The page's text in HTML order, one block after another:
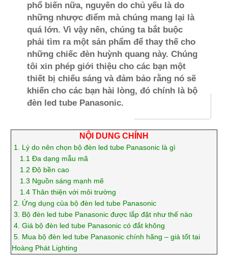
phổ biến nữa, nguyên do chủ yếu là do
những nhược điểm mà chúng mang lại là
quá lớn. Vì vậy nên, chúng ta bắt buộc
phải tìm ra một sản phẩm để thay thế cho
những chiếc đèn huỳnh quang này. Chúng
tôi xin phép giới thiệu cho các bạn một
thiết bị chiếu sáng và đảm bảo rằng nó sẽ
khiến cho các bạn hài lòng, đó chính là bộ
đèn led tube Panasonic.
NỘI DUNG CHÍNH
1. Lý do nên chọn bộ đèn led tube Panasonic là gì
1.1 Đa dạng mẫu mã
1.2 Độ bền cao
1.3 Nguồn sáng mạnh mẽ
1.4 Thân thiện với môi trường
2. Ứng dụng của bộ đèn led tube Panasonic
3. Bộ đèn led tube Panasonic được lắp đặt như thế nào
4. Giá bộ đèn led tube Panasonic có đắt không
5. Mua bộ đèn led tube Panasonic chính hãng – giá tốt tại
Hoàng Phát Lighting